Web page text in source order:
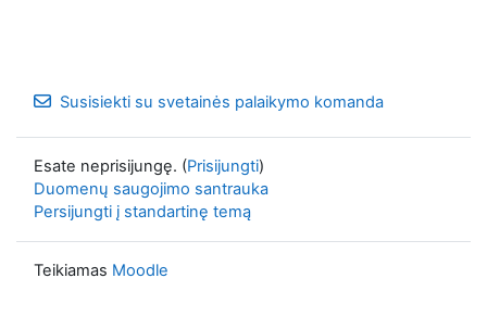
Susisiekti su svetainės palaikymo komanda
Esate neprisijungę. (Prisijungti)
Duomenų saugojimo santrauka
Persijungti į standartinę temą
Teikiamas Moodle